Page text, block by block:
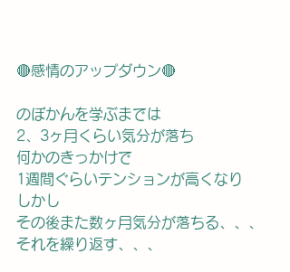
🔴感情のアップダウン🔴
のぼかんを学ぶまでは
2、3ヶ月くらい気分が落ち
何かのきっかけで
1週間ぐらいテンションが高くなり
しかし
その後また数ヶ月気分が落ちる、、、
それを繰り返す、、、